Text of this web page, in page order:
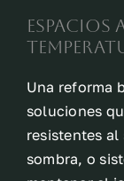
Espacios
Una reforma
soluciones
resistentes
sombra, o